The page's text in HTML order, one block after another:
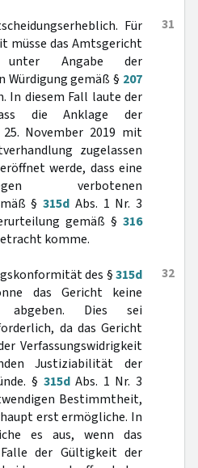
31
Für
müsse das Amtsgericht
unter Angabe der
Würdigung gemäß § 207
In diesem Fall laute der
die Anklage der
November 2019 mit
zugelassen
werde, dass eine
verbotenen
§315d Abs. 1 Nr. 3
gemäß § 316
komme.
32
des §315d
das Gericht keine
abgeben. Dies sei
da das Gericht
Verfassungswidrigkeit
Justiziabilität der
§ 315dAbs. 1 Nr. 3
Bestimmtheit,
erst ermögliche. In
es aus, wenn das
der Gültigkeit der